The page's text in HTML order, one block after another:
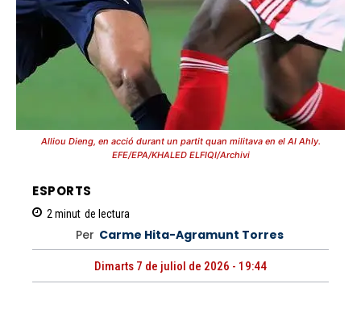
Alliou Dieng, en acció durant un partit quan militava en el Al Ahly.
EFE/EPA/KHALED ELFIQI/Archivi
ESPORTS
2 minut de lectura
Per Carme Hita-Agramunt Torres
Dimarts 7 de juliol de 2026 - 19:44